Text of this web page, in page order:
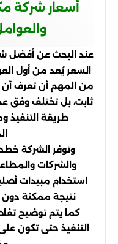
أسعار شركة
عند البحث عن أفضل
السعر يُعد من أول
من المهم أن تعرف أن
ثابت، بل تختلف وفق
طريقة التنفيذ
وتوفر الشركة
والشركات
استخدام مبيدات
نتيجة ممكنة دون
كما يتم توضيح
التنفيذ حتى تكون